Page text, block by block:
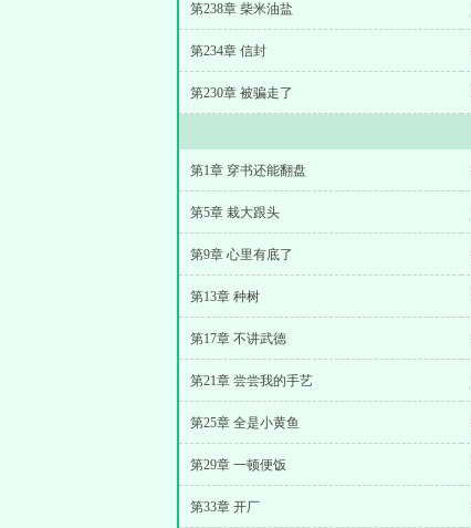
第238章 柴米油盐
第234章 信封
第230章 被骗走了
第1章 穿书还能翻盘
第5章 栽大跟头
第9章 心里有底了
第13章 种树
第17章 不讲武德
第21章 尝尝我的手艺
第25章 全是小黄鱼
第29章 一顿便饭
第33章 开厂